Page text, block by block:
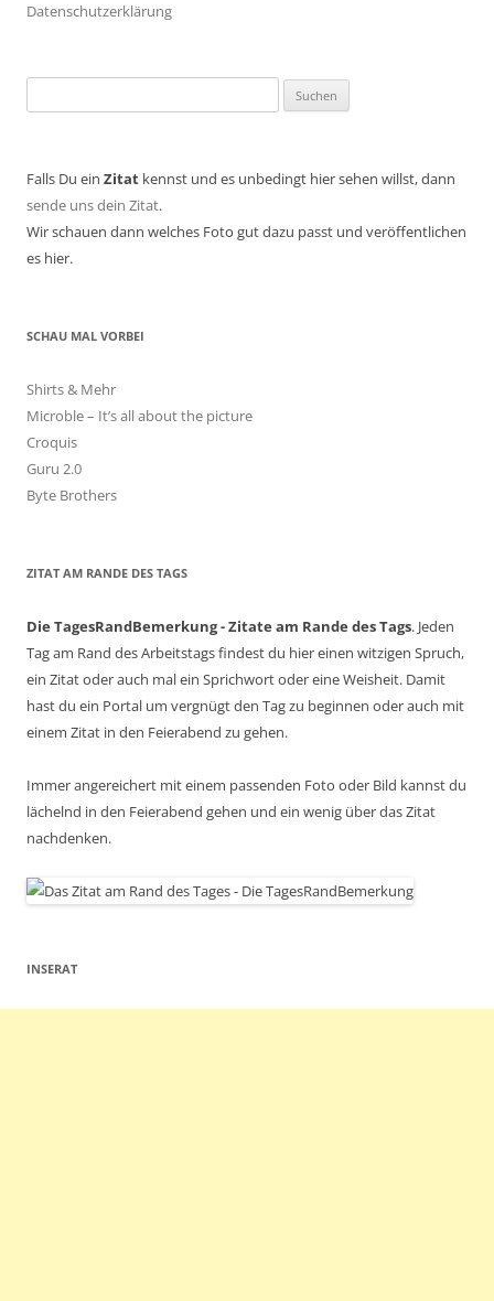
Datenschutzerklärung
nach:
Falls Du ein Zitat kennst und es unbedingt hier sehen willst, dann
sende uns dein Zitat.
Wir schauen dann welches Foto gut dazu passt und veröffentlichen
es hier.
SCHAU MAL VORBEI
Shirts & Mehr
Microble – It’s all about the picture
Croquis
Guru 2.0
Byte Brothers
ZITAT AM RANDE DES TAGS
Die TagesRandBemerkung - Zitate am Rande des Tags. Jeden
Tag am Rand des Arbeitstags findest du hier einen witzigen Spruch,
ein Zitat oder auch mal ein Sprichwort oder eine Weisheit. Damit
hast du ein Portal um vergnügt den Tag zu beginnen oder auch mit
einem Zitat in den Feierabend zu gehen.
Immer angereichert mit einem passenden Foto oder Bild kannst du
lächelnd in den Feierabend gehen und ein wenig über das Zitat
nachdenken.
INSERAT